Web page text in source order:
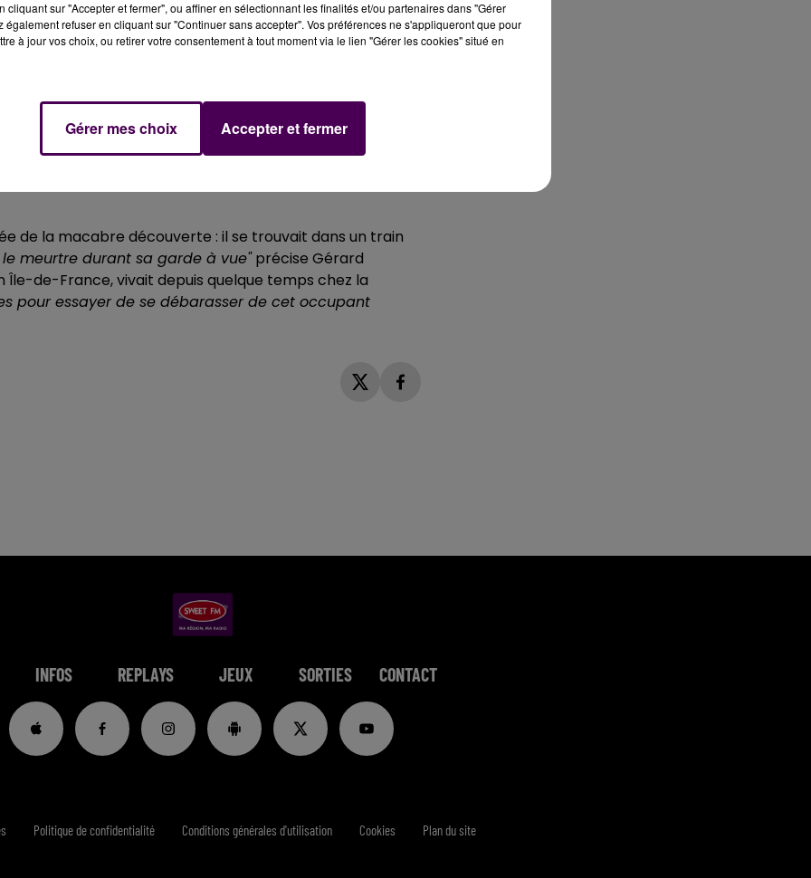
et restées vaines, le cadavre de l'intéressé a
"visiblement carbonisé et en état de
qui précise que le téléphone portable du
Une autopsie devait être effectuée ce mardi 22
de la macabre découverte : il se trouvait dans un train
meurtre durant sa garde à vue"précise Gérard
de-France, vivait depuis quelque temps chez la
pour essayer de se débarasser de cet occupant
INFOS REPLAYS JEUX SORTIES CONTACT
Politique de confidentialité Conditions générales d'utilisation Cookies Plan du site
cliquant sur "Accepter et fermer", ou affiner en sélectionnant les finalités et/ou partenaires dans "Gérer
également refuser en cliquant sur "Continuer sans accepter". Vos préférences ne s'appliqueront que pour
à jour vos choix, ou retirer votre consentement à tout moment via le lien "Gérer les cookies" situé en
Gérer mes choix Accepter et fermer